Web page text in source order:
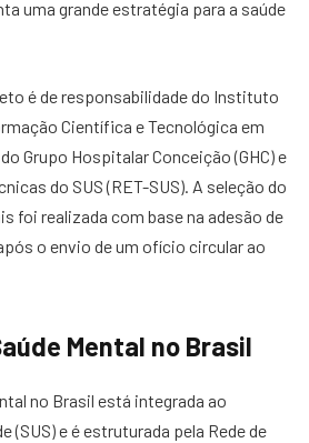
uma grande estratégia para a saúde
é de responsabilidade do Instituto
Científica e Tecnológica em
Grupo Hospitalar Conceição (GHC) e
do SUS (RET-SUS). A seleção do
foi realizada com base na adesão de
o envio de um ofício circular ao
Mental no Brasil
no Brasil está integrada ao
(SUS) e é estruturada pela Rede de